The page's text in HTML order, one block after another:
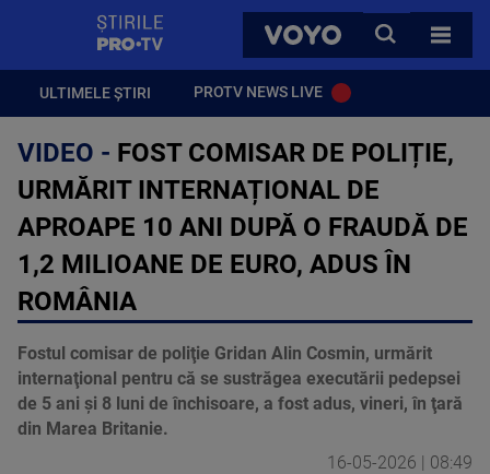
VOYO
CAUTA
TOATE
ULTIMELE ȘTIRI PROTV NEWS LIVE
VIDEO - FOST COMISAR DE POLIȚIE,
URMĂRIT INTERNAȚIONAL DE
APROAPE 10 ANI DUPĂ O FRAUDĂ DE
1,2 MILIOANE DE EURO, ADUS ÎN
ROMÂNIA
Fostul comisar de poliţie Gridan Alin Cosmin, urmărit
internaţional pentru că se sustrăgea executării pedepsei
de 5 ani şi 8 luni de închisoare, a fost adus, vineri, în ţară
din Marea Britanie.
16-05-2026 | 08:49